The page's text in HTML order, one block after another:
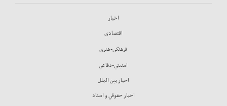
اخبار
اقتصادي
فرهنگي-هنري
امنيتي-دفاعي
اخبار بين الملل
اخبار حقوقي و اسناد